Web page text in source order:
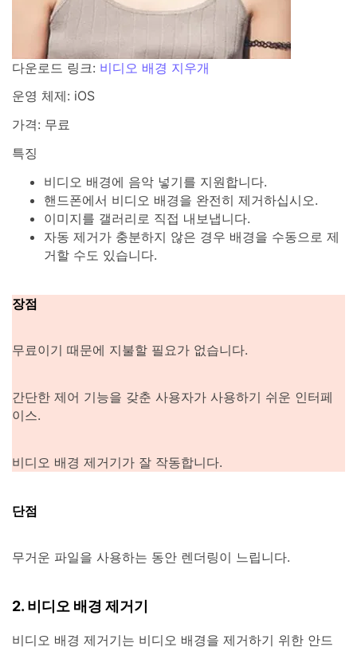
다운로드 링크: 비디오 배경 지우개
운영 체제: iOS
가격: 무료
특징
비디오 배경에 음악 넣기를 지원합니다.
핸드폰에서 비디오 배경을 완전히 제거하십시오.
이미지를 갤러리로 직접 내보냅니다.
자동 제거가 충분하지 않은 경우 배경을 수동으로 제
거할 수도 있습니다.
장점
무료이기 때문에 지불할 필요가 없습니다.
간단한 제어 기능을 갖춘 사용자가 사용하기 쉬운 인터페
이스.
비디오 배경 제거기가 잘 작동합니다.
단점
무거운 파일을 사용하는 동안 렌더링이 느립니다.
2. 비디오 배경 제거기
비디오 배경 제거기는 비디오 배경을 제거하기 위한 안드